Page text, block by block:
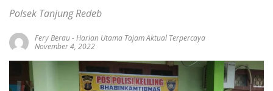
Polsek Tanjung Redeb
Fery Berau-Harian Utama Tajam Aktual Terpercaya
November 4, 2022